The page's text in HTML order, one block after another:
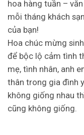
hoa hàng tuần –
mỗi tháng khách
của bạn!
Hoa chúc mừng
để bộc lộ cảm tình
mẹ, tình nhân, anh
thân trong gia đình
không giống nhau
cũng không giống.